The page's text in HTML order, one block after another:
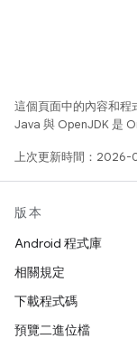
這個頁面中的內容和程
Java 與 OpenJDK 是
上次更新時間：2026-
版本
Android 程式庫
相關規定
下載程式碼
預覽二進位檔